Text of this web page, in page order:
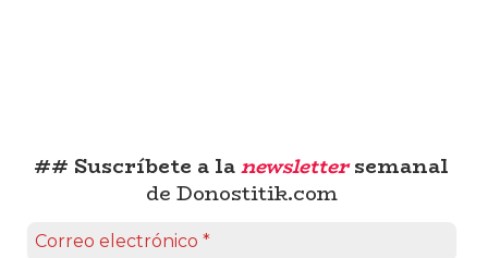
## Suscríbete a lanewslettersemanal
de Donostitik.com